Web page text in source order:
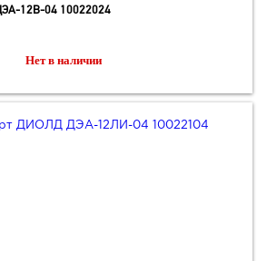
12В-04 10022024
Нет в наличии